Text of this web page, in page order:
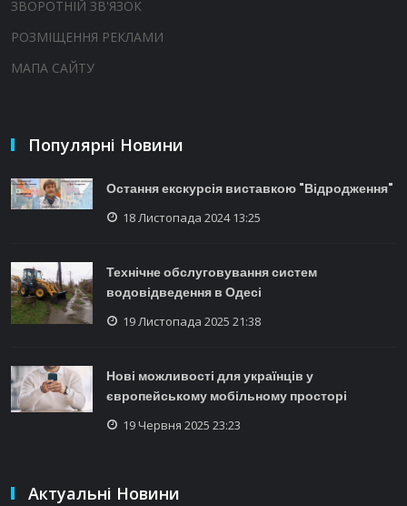
ЗВОРОТНІЙ ЗВ'ЯЗОК
РОЗМІЩЕННЯ РЕКЛАМИ
МАПА САЙТУ
Популярні Новини
Остання екскурсія виставкою "Відродження"
18 Листопада 2024 13:25
Технічне обслуговування систем
водовідведення в Одесі
19 Листопада 2025 21:38
Нові можливості для українців у
європейському мобільному просторі
19 Червня 2025 23:23
Актуальні Новини